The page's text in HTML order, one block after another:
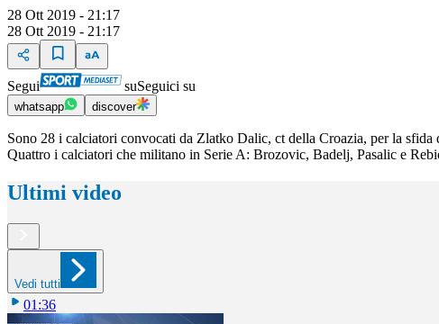
28 Ott 2019 - 21:17
28 Ott 2019 - 21:17
Segui suSeguici su
whatsapp discover
Sono 28 i calciatori convocati da Zlatko Dalic, ct della Croazia, per la
Quattro i calciatori che militano in Serie A: Brozovic, Badelj, Pasalic e
Ultimi video
Vedi tutti
01:36